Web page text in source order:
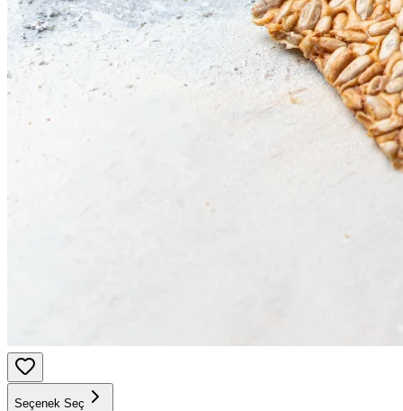
Seçenek Seç